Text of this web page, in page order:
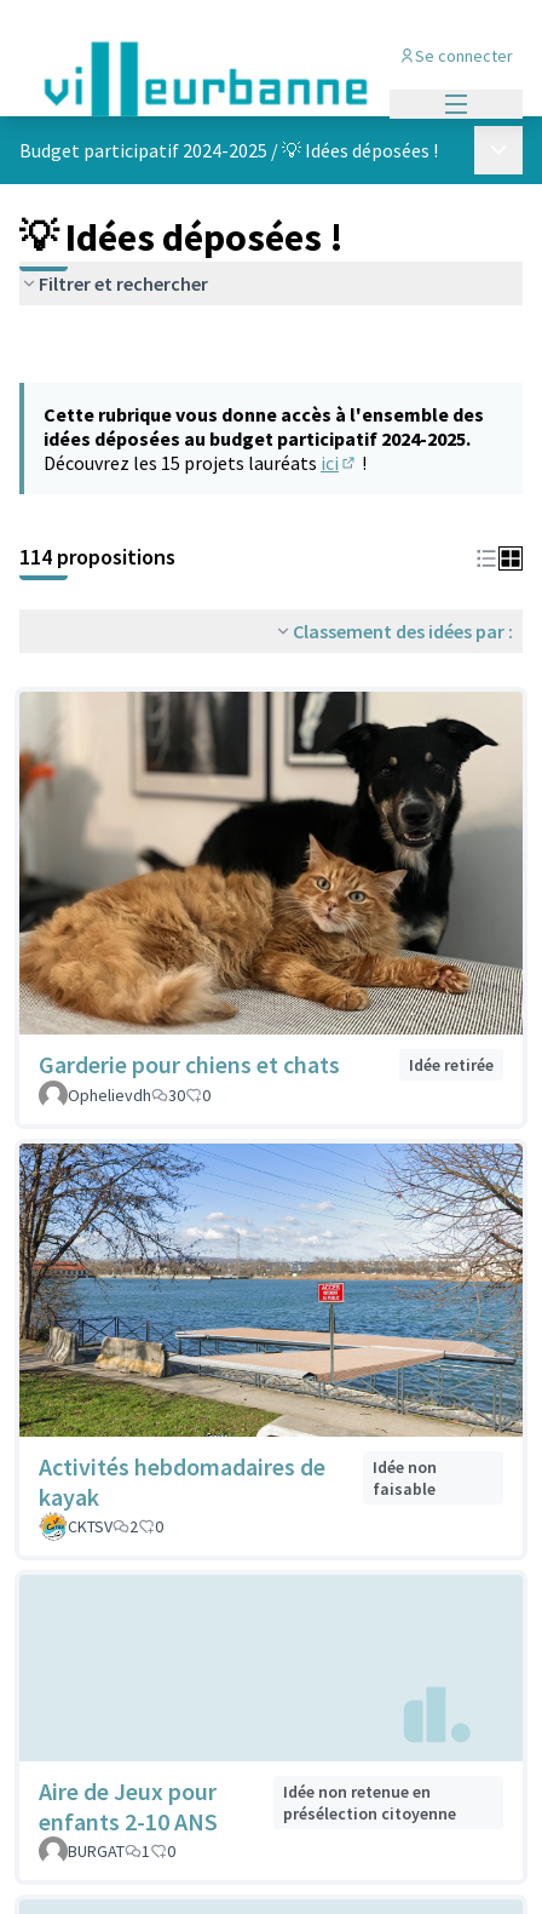
Se connecter
Budget participatif 2024-2025 /💡 Idées déposées !
💡 Idées déposées !
Filtrer et rechercher
Cette rubrique vous donne accès à l'ensemble des
idées déposées au budget participatif 2024-2025.
Découvrez les 15 projets lauréats ici !
114 propositions
Classement des idées par :
Garderie pour chiens et chats
Idée retirée
Ophelievdh
30 0
Activités hebdomadaires de
kayak
Idée non
faisable
CKTSV
2 0
Aire de Jeux pour
enfants 2-10 ANS
Idée non retenue en
présélection citoyenne
BURGAT
1 0